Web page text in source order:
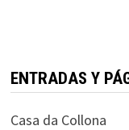
ENTRADAS Y
Casa da Collona